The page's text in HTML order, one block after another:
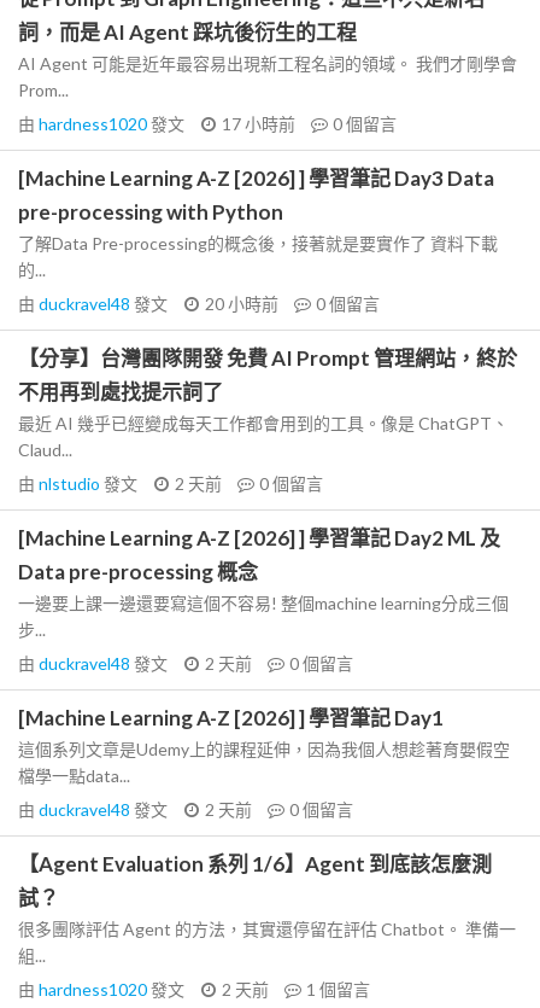
詞，而是 AI Agent 踩坑後衍生的工程
AI Agent 可能是近年最容易出現新工程名詞的領域。 我們才剛學會
Prom...
由 hardness1020發文 17 小時前 0個留言
[Machine Learning A-Z [2026] ] 學習筆記 Day3 Data
pre-processing with Python
了解Data Pre-processing的概念後，接著就是要實作了 資料下載
的...
由 duckravel48 發文 20 小時前 0個留言
【分享】台灣團隊開發 免費 AI Prompt 管理網站，終於
不用再到處找提示詞了
最近 AI 幾乎已經變成每天工作都會用到的工具。像是 ChatGPT、
Claud...
由 nlstudio 發文 2 天前 0個留言
[Machine Learning A-Z [2026] ] 學習筆記 Day2 ML 及
Data pre-processing 概念
一邊要上課一邊還要寫這個不容易! 整個machine learning分成三個
步...
由 duckravel48 發文 2 天前 0個留言
[Machine Learning A-Z [2026] ] 學習筆記 Day1
這個系列文章是Udemy上的課程延伸，因為我個人想趁著育嬰假空
檔學一點data...
由 duckravel48 發文 2 天前 0個留言
【Agent Evaluation 系列 1/6】Agent 到底該怎麼測
試？
很多團隊評估 Agent 的方法，其實還停留在評估 Chatbot。 準備一
組...
由 hardness1020發文 2 天前 1 個留言